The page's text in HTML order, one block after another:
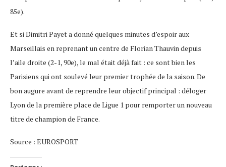
85e).
Et si Dimitri Payet a donné quelques minutes d’espoir aux
Marseillais en reprenant un centre de Florian Thauvin depuis
l’aile droite (2-1, 90e), le mal était déjà fait : ce sont bien les
Parisiens qui ont soulevé leur premier trophée de la saison. De
bon augure avant de reprendre leur objectif principal : déloger
Lyon de la première place de Ligue 1 pour remporter un nouveau
titre de champion de France.
Source : EUROSPORT